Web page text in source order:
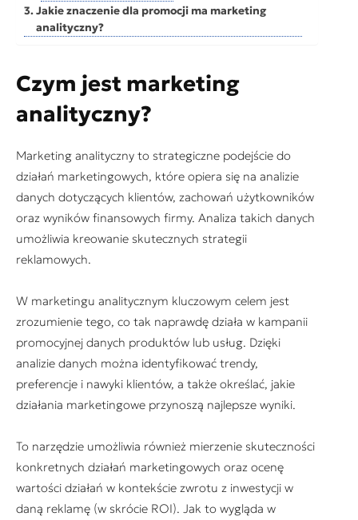
Jakie znaczenie dla promocji ma marketing
analityczny?
Czym jest marketing
analityczny?
Marketing analityczny to strategiczne podejście do
działań marketingowych, które opiera się na analizie
danych dotyczących klientów, zachowań użytkowników
oraz wyników finansowych firmy. Analiza takich danych
umożliwia kreowanie skutecznych strategii
reklamowych.
W marketingu analitycznym kluczowym celem jest
zrozumienie tego, co tak naprawdę działa w kampanii
promocyjnej danych produktów lub usług. Dzięki
analizie danych można identyfikować trendy,
preferencje i nawyki klientów, a także określać, jakie
działania marketingowe przynoszą najlepsze wyniki.
To narzędzie umożliwia również mierzenie skuteczności
konkretnych działań marketingowych oraz ocenę
wartości działań w kontekście zwrotu z inwestycji w
daną reklamę (w skrócie ROI). Jak to wygląda w